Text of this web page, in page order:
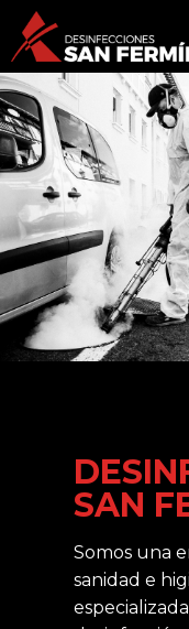
SAN
Somos una
sanidad e